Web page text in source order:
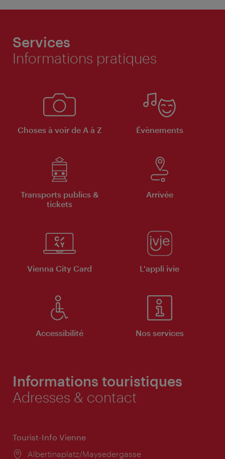
Services
Informations pratiques
Choses à voir de A à Z Évènements
Transports publics &
tickets
Arrivée
Vienna City Card L'appli ivie
Accessibilité Nos services
Informations touristiques
Adresses & contact
Tourist-Info Vienne
Lieu:
Albertinaplatz/Maysedergasse